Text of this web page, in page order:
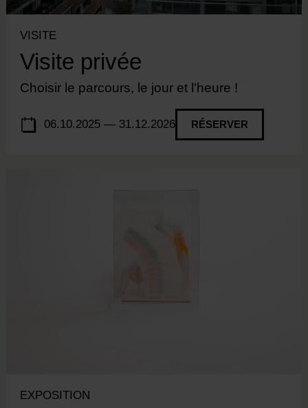
VISITE
Visite privée
Choisir le parcours, le jour et l'heure !
06.10.2025 — 31.12.2026 RÉSERVER
EXPOSITION